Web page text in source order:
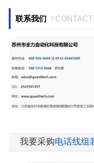
联系我们 /
我要采购电话线组